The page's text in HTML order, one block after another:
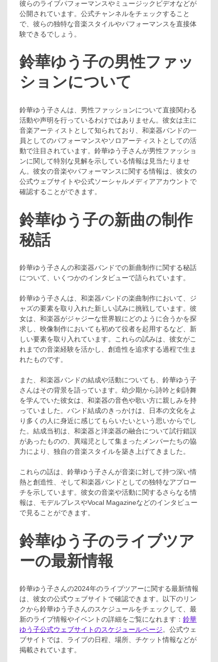
彼らのライブパフォーマンスやミュージックビデオなどが
公開されています。公式チャンネルをチェックすること
で、彼らの独特な音楽スタイルやパフォーマンスを直接体
験できるでしょう。
鈴華ゆう子の男性ファッ
ションについて
鈴華ゆう子さんは、男性ファッションについて直接関わる
活動や声明を行っているわけではありません。彼女は主に
音楽アーティストとして知られており、和楽器バンドの一
員としてのパフォーマンスやソロアーティストとしての活
動で注目されています。鈴華ゆう子さんが男性ファッショ
ンに関して特別な見解を示している情報は見当たりませ
ん。彼女の音楽やパフォーマンスに関する情報は、彼女の
公式ウェブサイトや公式ソーシャルメディアアカウントで
確認することができます。
鈴華ゆう子の新曲の制作
秘話
鈴華ゆう子さんの和楽器バンドでの新曲制作に関する秘話
について、いくつかのインタビューで語られています。
鈴華ゆう子さんは、和楽器バンドの楽曲制作において、ジ
ャズの要素を取り入れた新しい試みに挑戦しています。彼
女は、和楽器がジャジーな世界観にどのように合うかを探
求し、映像制作においても初めて役者を起用するなど、新
しい要素を取り入れています。これらの試みは、彼女がこ
れまでの音楽経験を活かし、創造性を追求する過程で生ま
れたものです。
また、和楽器バンドの結成や活動についても、鈴華ゆう子
さんはその背景を語っています。幼少期から詩吟と剣詩舞
を学んでいた彼女は、和楽器の音色や歌い方に親しみを持
っていました。バンド結成のきっかけは、日本の文化をよ
り多くの人に身近に感じてもらいたいという思いからでし
た。結成当初は、和楽器と洋楽器の融合について試行錯誤
があったものの、異端児として集まったメンバーたちの協
力により、独自の音楽スタイルを築き上げてきました。
これらの話は、鈴華ゆう子さんが音楽に対して持つ深い情
熱と創造性、そして和楽器バンドとしての独特なアプロー
チを示しています。彼女の音楽や活動に関するさらなる情
報は、モデルプレスやVocal Magazineなどのインタビュー
で見ることができます​​​​。
鈴華ゆう子のライブツア
ーの最新情報
鈴華ゆう子さんの2024年のライブツアーに関する最新情報
は、彼女の公式ウェブサイトで確認できます。以下のリン
クから鈴華ゆう子さんのスケジュールをチェックして、最
新のライブ情報やイベントの詳細をご覧になれます： 鈴華
ゆう子公式ウェブサイトのスケジュールページ。公式ウェ
ブサイトでは、ライブの日程、場所、チケット情報などが
掲載されています。 ​